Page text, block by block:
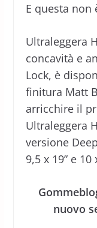
E questa non
Ultraleggera
concavità e
Lock, è
finitura Matt
arricchire il
Ultraleggera
versione
9,5 x 19” e 10
nuovo